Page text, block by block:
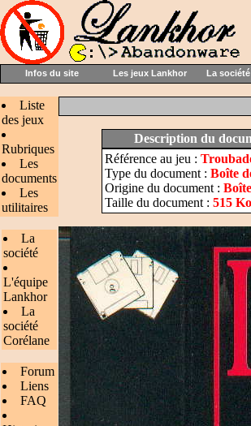
Infos du site Les jeux Lankhor La
Liste
des jeux
Rubriques
Les
documents
Les
utilitaires
La
société
L'équipe
Lankhor
La
société
Corélane
Forum
Liens
FAQ
Description du
Référence au jeu :
Type du document : Boîte
Origine du document :
Taille du document : 515 Ko